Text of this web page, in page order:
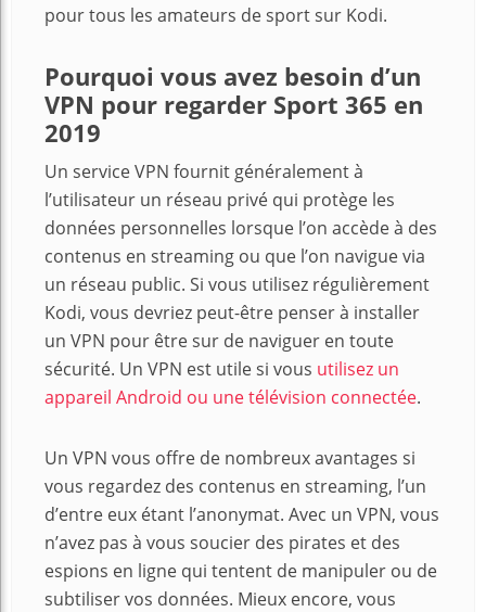
pour tous les amateurs de sport sur Kodi.
Pourquoi vous avez besoin d’un
VPN pour regarder Sport 365 en
2019
Un service VPN fournit généralement à
l’utilisateur un réseau privé qui protège les
données personnelles lorsque l’on accède à des
contenus en streaming ou que l’on navigue via
un réseau public. Si vous utilisez régulièrement
Kodi, vous devriez peut-être penser à installer
un VPN pour être sur de naviguer en toute
sécurité. Un VPN est utile si vous utilisez un
appareil Android ou une télévision connectée.
Un VPN vous offre de nombreux avantages si
vous regardez des contenus en streaming, l’un
d’entre eux étant l’anonymat. Avec un VPN, vous
n’avez pas à vous soucier des pirates et des
espions en ligne qui tentent de manipuler ou de
subtiliser vos données. Mieux encore, vous